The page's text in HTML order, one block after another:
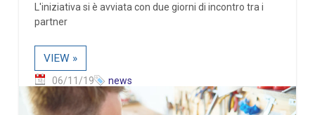
L'iniziativa si è avviata con due giorni di incontro tra i
partner
VIEW »
06/11/19 news